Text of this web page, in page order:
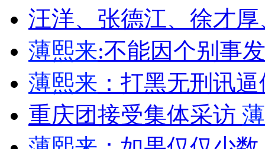
无痛分娩是否安全 医生回应
外交部：反对强权政治霸凌主义
外交部：有关国家言论片面不公正
汪洋、张德江、徐才厚
薄熙来:不能因个别事
薄熙来 ：打黑无刑讯
重庆团接受集体采访